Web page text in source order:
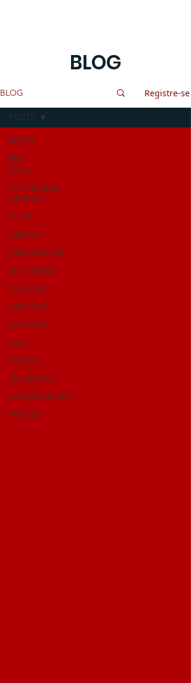
BLOG
BLOG Registre-se
POSTS
EM
BREVE
MATRÍCULAS
ABERTAS
BLOG
CINEMA
ASSOCIADOS
SETTIMANA
CULTURA
HISTÓRIA
LUMINARE
ARTE
MÚSICA
SOCIEDADE
GASTRONOMIA
VIAGEM
POSTS